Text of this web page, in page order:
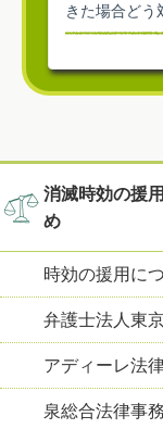
きた場合どう
消滅時効の援
め
時効の援用に
弁護士法人東
アディーレ法
泉総合法律事